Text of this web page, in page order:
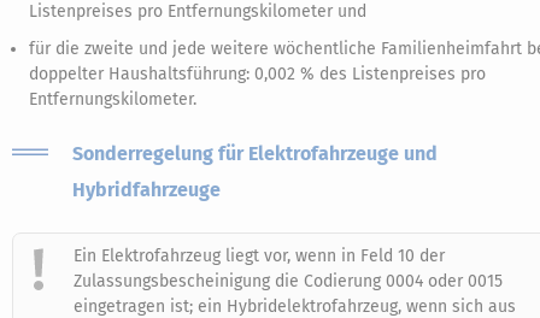
Listenpreises pro Entfernungskilometer und
für die zweite und jede weitere wöchentliche Familienheimfahrt
doppelter Haushaltsführung: 0,002 % des Listenpreises pro
Entfernungskilometer.
Sonderregelung für Elektrofahrzeuge und
Hybridfahrzeuge
Ein Elektrofahrzeug liegt vor, wenn in Feld 10 der
Zulassungsbescheinigung die Codierung 0004 oder 0015
eingetragen ist; ein Hybridelektrofahrzeug, wenn sich aus